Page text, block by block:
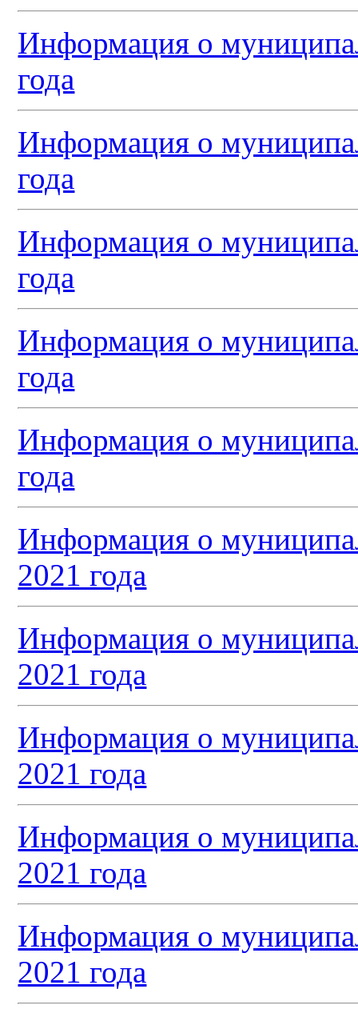
Информация о
года
Информация о
года
Информация о
года
Информация о
года
Информация о
года
Информация о
2021 года
Информация о
2021 года
Информация о
2021 года
Информация о
2021 года
Информация о
2021 года